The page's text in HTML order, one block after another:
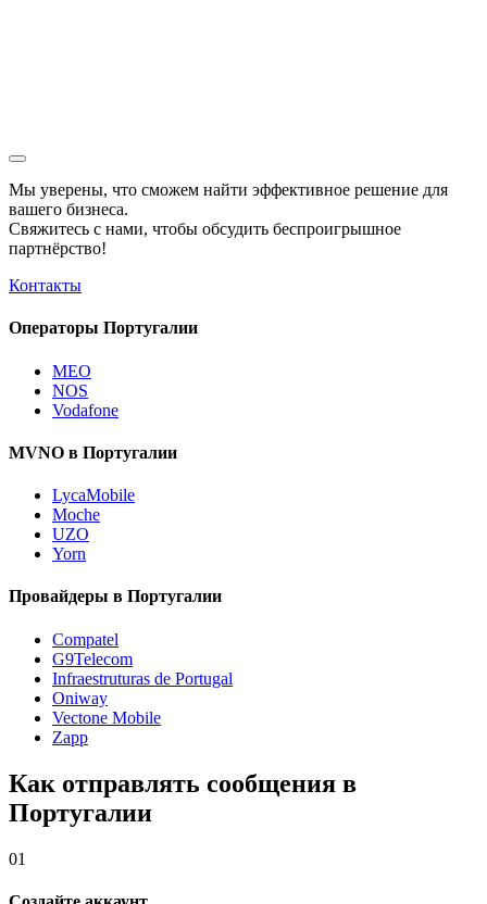
Мы уверены, что сможем найти эффективное решение для
вашего бизнеса.
Свяжитесь с нами, чтобы обсудить беспроигрышное
партнёрство!
Контакты
Операторы Португалии
MEO
NOS
Vodafone
MVNO в Португалии
LycaMobile
Moche
UZO
Yorn
Провайдеры в Португалии
Compatel
G9Telecom
Infraestruturas de Portugal
Oniway
Vectone Mobile
Zapp
Как отправлять сообщения в
Португалии
01